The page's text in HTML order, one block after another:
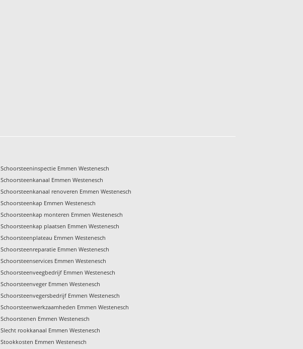
Schoorsteeninspectie Emmen Westenesch
Schoorsteenkanaal Emmen Westenesch
Schoorsteenkanaal renoveren Emmen Westenesch
Schoorsteenkap Emmen Westenesch
Schoorsteenkap monteren Emmen Westenesch
Schoorsteenkap plaatsen Emmen Westenesch
Schoorsteenplateau Emmen Westenesch
Schoorsteenreparatie Emmen Westenesch
Schoorsteenservices Emmen Westenesch
Schoorsteenveegbedrijf Emmen Westenesch
Schoorsteenveger Emmen Westenesch
Schoorsteenvegersbedrijf Emmen Westenesch
Schoorsteenwerkzaamheden Emmen Westenesch
Schoorstenen Emmen Westenesch
Slecht rookkanaal Emmen Westenesch
Stookkosten Emmen Westenesch